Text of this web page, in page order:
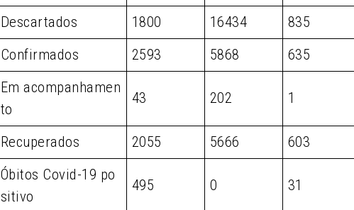
Descartados
1800 16434 835
Confirmados
2593 5868 635
Em acompanhamen
to
43 202 1
Recuperados 2055 5666 603
Óbitos Covid-19 po
sitivo
495 0 31